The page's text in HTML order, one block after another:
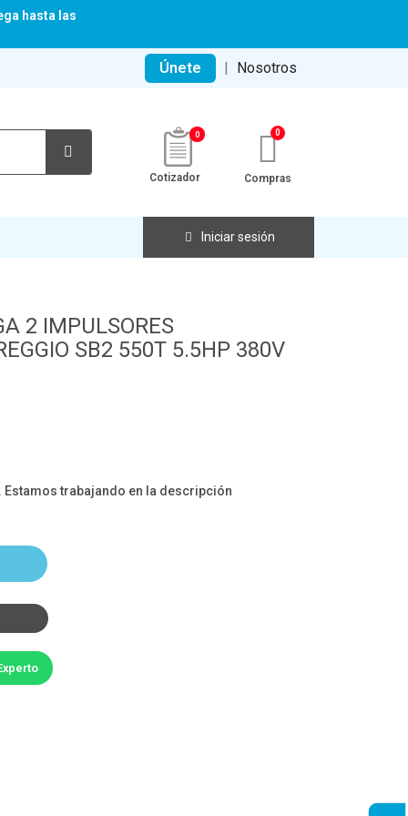
hasta las
Únete | Nosotros
0
Cotizador Compras
Iniciar sesión
2 IMPULSORES
SB2 550T 5.5HP 380V
trabajando en la descripción